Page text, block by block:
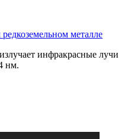
металле
инфракрасные лучи
нм.